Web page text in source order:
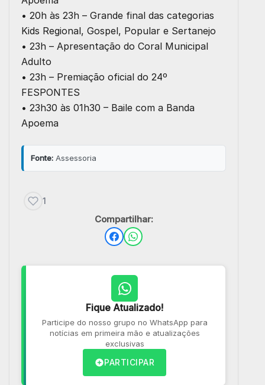
• 20h às 23h – Grande final das categorias
Kids Regional, Gospel, Popular e Sertanejo
• 23h – Apresentação do Coral Municipal
Adulto
• 23h – Premiação oficial do 24º
FESPONTES
• 23h30 às 01h30 – Baile com a Banda
Apoema
Fonte: Assessoria
1
Compartilhar:
Fique Atualizado!
Participe do nosso grupo no WhatsApp para
notícias em primeira mão e atualizações
exclusivas
PARTICIPAR